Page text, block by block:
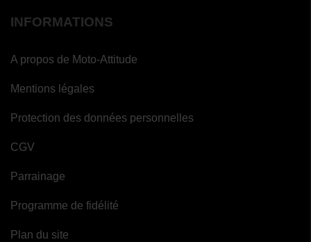
(1
INFORMATIONS
A propos de Moto-Attitude
Mentions légales
Protection des données personnelles
CGV
Parrainage
Programme de fidélité
Plan du site